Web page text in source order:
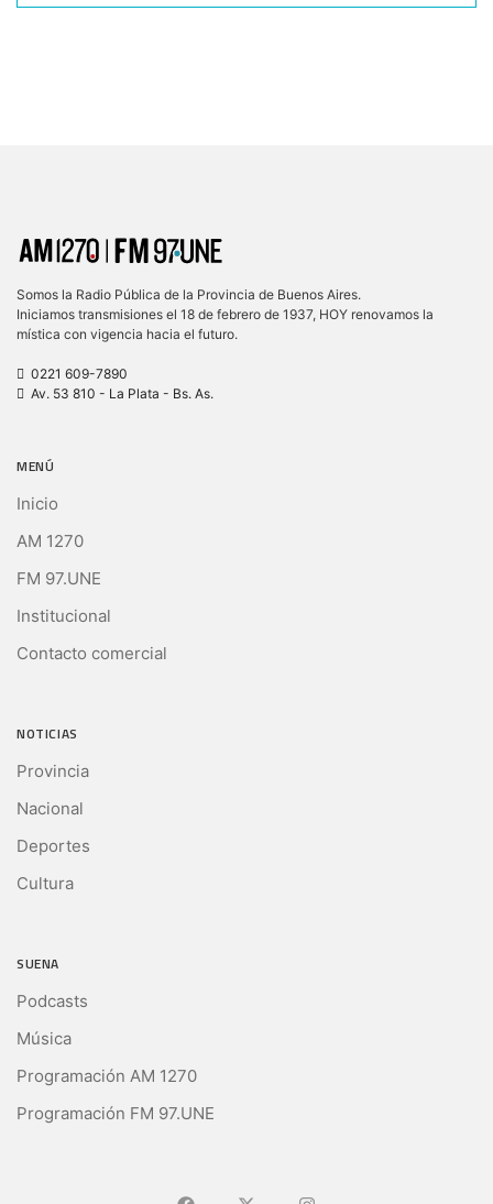
Somos la Radio Pública de la Provincia de Buenos Aires.
Iniciamos transmisiones el 18 de febrero de 1937, HOY renovamos la
mística con vigencia hacia el futuro.
0221 609-7890
Av. 53 810 - La Plata - Bs. As.
MENÚ
Inicio
AM 1270
FM 97.UNE
Institucional
Contacto comercial
NOTICIAS
Provincia
Nacional
Deportes
Cultura
SUENA
Podcasts
Música
Programación AM 1270
Programación FM 97.UNE